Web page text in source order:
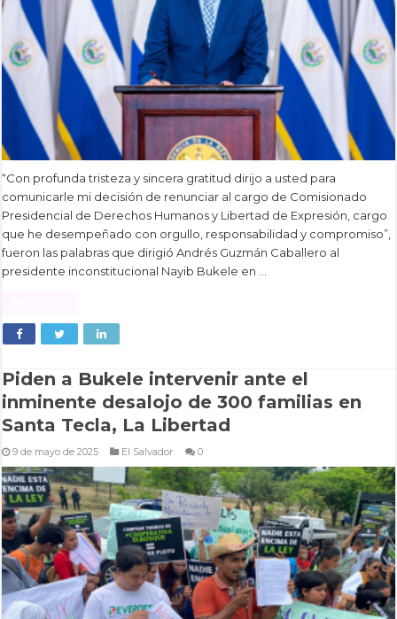
“Con profunda tristeza y sincera gratitud dirijo a usted para
comunicarle mi decisión de renunciar al cargo de Comisionado
Presidencial de Derechos Humanos y Libertad de Expresión, cargo
que he desempeñado con orgullo, responsabilidad y compromiso”,
fueron las palabras que dirigió Andrés Guzmán Caballero al
presidente inconstitucional Nayib Bukele en …
Piden a Bukele intervenir ante el
inminente desalojo de 300 familias en
Santa Tecla, La Libertad
9 de mayo de 2025 El Salvador 0